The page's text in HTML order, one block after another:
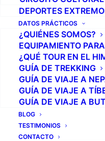
DEPORTES
DATOS PRÁCTICOS
¿QUIÉNES SOMOS?
EQUIPAMIENTO
¿QUÉ TOUR EN EL
GUÍA DE TREKKING
GUÍA DE VIAJE A
GUÍA DE VIAJE A
GUÍA DE VIAJE A
BLOG
TESTIMONIOS
CONTACTO
necesario para llegar
Peak y aclimatarme
opción.